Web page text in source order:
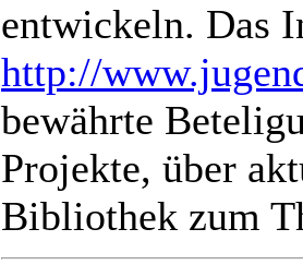
entwickeln. Das
http://
bewährte
Projekte, über
Bibliothek zum